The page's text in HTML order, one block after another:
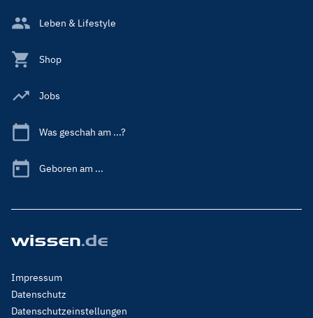
Leben & Lifestyle
Shop
Jobs
Was geschah am ...?
Geboren am ...
Footer
Menu
Legal
Impressum
Datenschutz
Datenschutzeinstellungen